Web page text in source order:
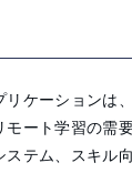
ケーションは
ート学習の需
テム、スキル